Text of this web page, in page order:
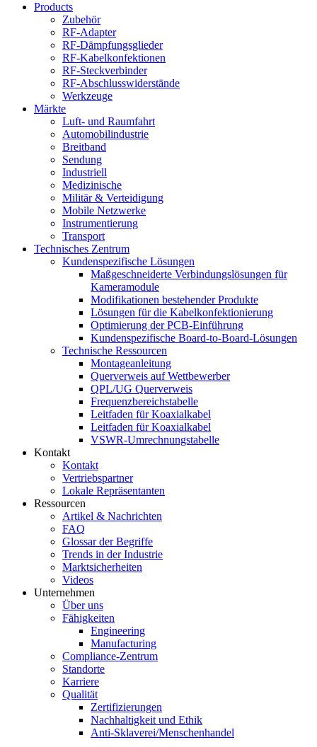
Products
Zubehör
RF-Adapter
RF-Dämpfungsglieder
RF-Kabelkonfektionen
RF-Steckverbinder
RF-Abschlusswiderstände
Werkzeuge
Märkte
Luft- und Raumfahrt
Automobilindustrie
Breitband
Sendung
Industriell
Medizinische
Militär & Verteidigung
Mobile Netzwerke
Instrumentierung
Transport
Technisches Zentrum
Kundenspezifische Lösungen
Maßgeschneiderte Verbindungslösungen für
Kameramodule
Modifikationen bestehender Produkte
Lösungen für die Kabelkonfektionierung
Optimierung der PCB-Einführung
Kundenspezifische Board-to-Board-Lösungen
Technische Ressourcen
Montageanleitung
Querverweis auf Wettbewerber
QPL/UG Querverweis
Frequenzbereichstabelle
Leitfaden für Koaxialkabel
Leitfaden für Koaxialkabel
VSWR-Umrechnungstabelle
Kontakt
Kontakt
Vertriebspartner
Lokale Repräsentanten
Ressourcen
Artikel & Nachrichten
FAQ
Glossar der Begriffe
Trends in der Industrie
Marktsicherheiten
Videos
Unternehmen
Über uns
Fähigkeiten
Engineering
Manufacturing
Compliance-Zentrum
Standorte
Karriere
Qualität
Zertifizierungen
Nachhaltigkeit und Ethik
Anti-Sklaverei/Menschenhandel